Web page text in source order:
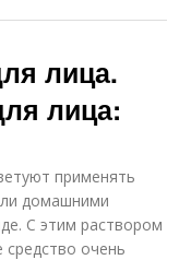
лица.
лица:
применять
домашними
С этим раствором
очень